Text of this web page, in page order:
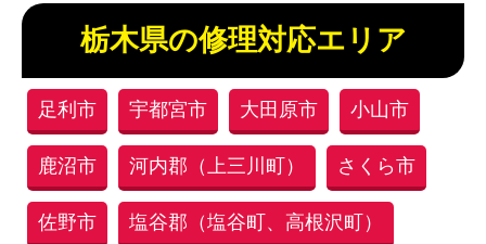
栃木県の修理対応エリア
足利市 宇都宮市 大田原市 小山市
鹿沼市 河内郡（上三川町） さくら市
佐野市 塩谷郡（塩谷町、高根沢町）